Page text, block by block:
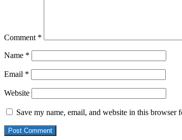
Comment *
Name *
Email *
Website
Save my name, email, and website in this browser